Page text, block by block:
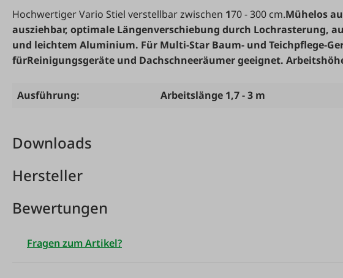
Hochwertiger Vario Stiel verstellbar zwischen 170 - 300 cm.Mühelos
ausziehbar, optimale Längenverschiebung durch Lochrasterung,
und leichtem Aluminium. Für Multi-Star Baum- und Teichpflege-
fürReinigungsgeräte und Dachschneeräumer geeignet.
Ausführung: Arbeitslänge 1,7 - 3 m
Downloads
Hersteller
Bewertungen
Fragen zum Artikel?